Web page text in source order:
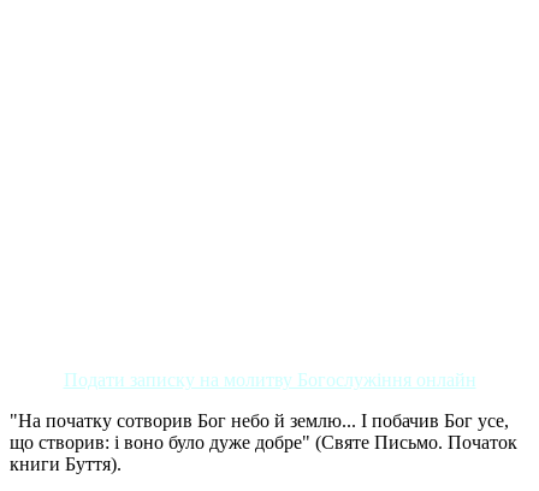
Подати записку на молитву Богослужіння онлайн
"На початку сотворив Бог небо й землю... І побачив Бог усе,
що створив: і воно було дуже добре" (Святе Письмо. Початок
книги Буття).